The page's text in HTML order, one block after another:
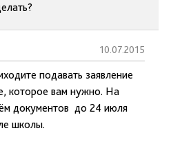
10.07.2015
подавать заявление
которое вам нужно. На
документов до 24 июля
школы.